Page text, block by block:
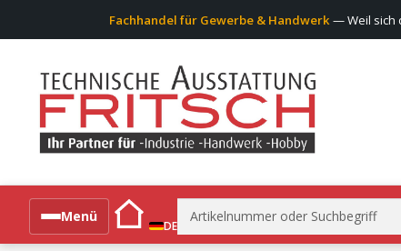
Fachhandel für Gewerbe & Handwerk — Weil sich
Menü
DE
Suchen
nach: